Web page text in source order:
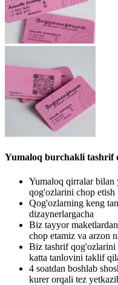
Yumaloq burchakli tashrif
Yumaloq qirralar
qog'ozlarini chop etish
Qog'ozlarning keng
dizaynerlargacha
Biz tayyor
chop etamiz va arzon
Biz tashrif qog'ozlarini
katta tanlovini taklif
4 soatdan boshlab
kurer orqali tez